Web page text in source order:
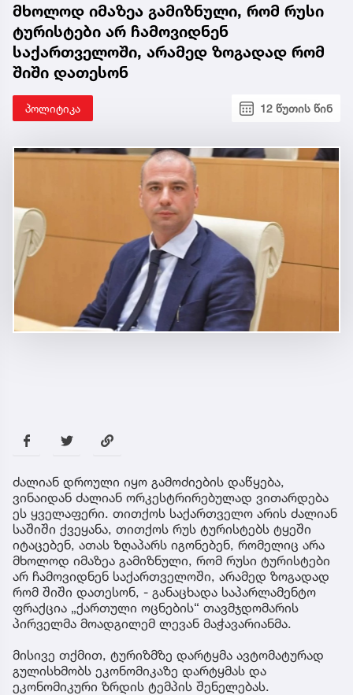
მხოლოდ იმაზეა გამიზნული, რომ რუსი
ტურისტები არ ჩამოვიდნენ
საქართველოში, არამედ ზოგადად რომ
შიში დათესონ
პოლიტიკა 12 წუთის წინ
ძალიან დროული იყო გამოძიების დაწყება,
ვინაიდან ძალიან ორკესტრირებულად ვითარდება
ეს ყველაფერი. თითქოს საქართველო არის ძალიან
საშიში ქვეყანა, თითქოს რუს ტურისტებს ტყეში
იტაცებენ, ათას ზღაპარს იგონებენ, რომელიც არა
მხოლოდ იმაზეა გამიზნული, რომ რუსი ტურისტები
არ ჩამოვიდნენ საქართველოში, არამედ ზოგადად
რომ შიში დათესონ, - განაცხადა საპარლამენტო
ფრაქცია „ქართული ოცნების“ თავმჯდომარის
პირველმა მოადგილემ ლევან მაჭავარიანმა.
მისივე თქმით, ტურიზმზე დარტყმა ავტომატურად
გულისხმობს ეკონომიკაზე დარტყმას და
ეკონომიკური ზრდის ტემპის შენელებას.